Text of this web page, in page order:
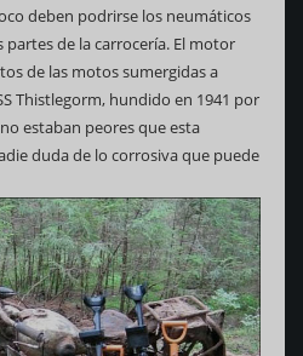
deben podrirse los neumáticos
de la carrocería. El motor
de las motos sumergidas a
Thistlegorm, hundido en 1941 por
estaban peores que esta
duda de lo corrosiva que puede